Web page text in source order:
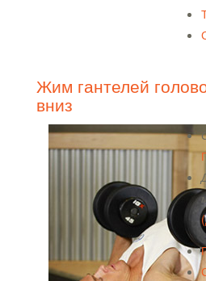
Жим гантелей
вниз